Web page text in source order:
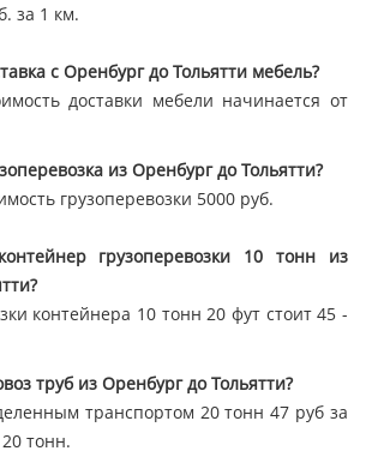
за 1 км.
с Оренбург до Тольятти мебель?
доставки мебели начинается от
из Оренбург до Тольятти?
грузоперевозки 5000 руб.
грузоперевозки 10 тонн из
контейнера 10 тонн 20 фут стоит 45 -
труб из Оренбург до Тольятти?
транспортом 20 тонн 47 руб за
тонн.